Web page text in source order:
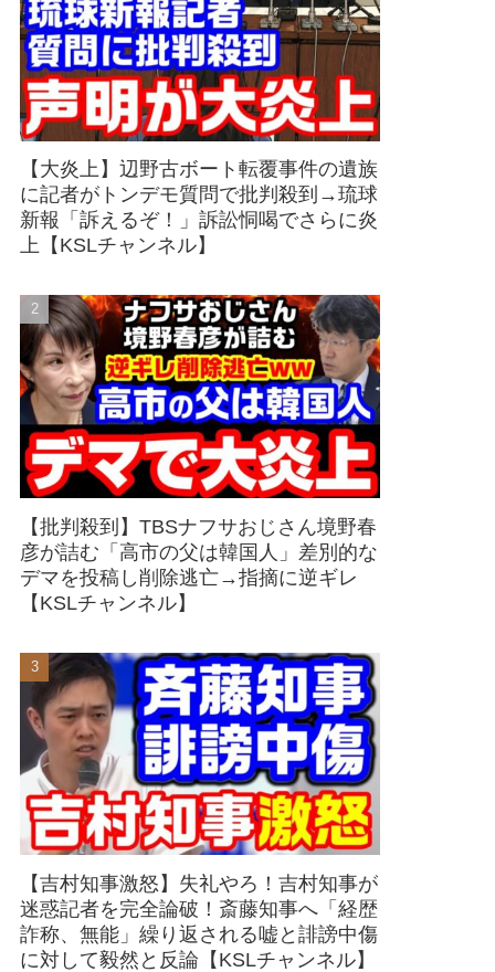
【大炎上】辺野古ボート転覆事件の遺族
に記者がトンデモ質問で批判殺到→琉球
新報「訴えるぞ！」訴訟恫喝でさらに炎
上【KSLチャンネル】
【批判殺到】TBSナフサおじさん境野春
彦が詰む「高市の父は韓国人」差別的な
デマを投稿し削除逃亡→指摘に逆ギレ
【KSLチャンネル】
【吉村知事激怒】失礼やろ！吉村知事が
迷惑記者を完全論破！斎藤知事へ「経歴
詐称、無能」繰り返される嘘と誹謗中傷
に対して毅然と反論【KSLチャンネル】